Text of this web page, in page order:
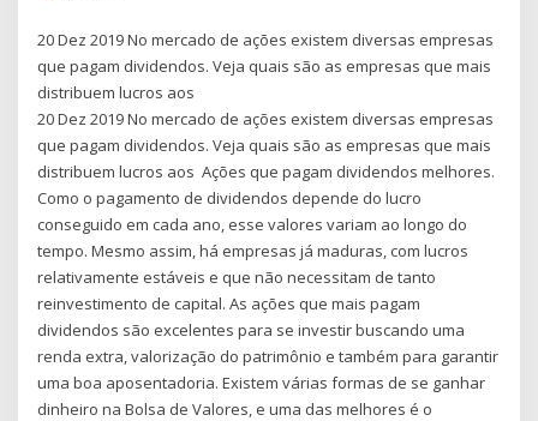
20 Dez 2019 No mercado de ações existem diversas empresas
que pagam dividendos. Veja quais são as empresas que mais
distribuem lucros aos
20 Dez 2019 No mercado de ações existem diversas empresas
que pagam dividendos. Veja quais são as empresas que mais
distribuem lucros aos Ações que pagam dividendos melhores.
Como o pagamento de dividendos depende do lucro
conseguido em cada ano, esse valores variam ao longo do
tempo. Mesmo assim, há empresas já maduras, com lucros
relativamente estáveis e que não necessitam de tanto
reinvestimento de capital. As ações que mais pagam
dividendos são excelentes para se investir buscando uma
renda extra, valorização do patrimônio e também para garantir
uma boa aposentadoria. Existem várias formas de se ganhar
dinheiro na Bolsa de Valores, e uma das melhores é o